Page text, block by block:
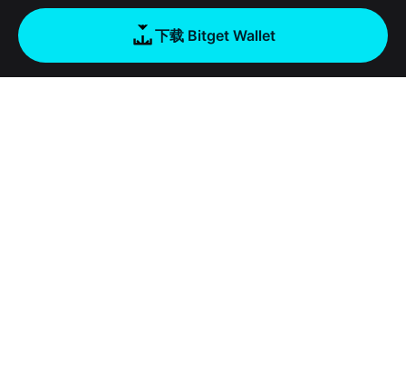
下载 Bitget Wallet